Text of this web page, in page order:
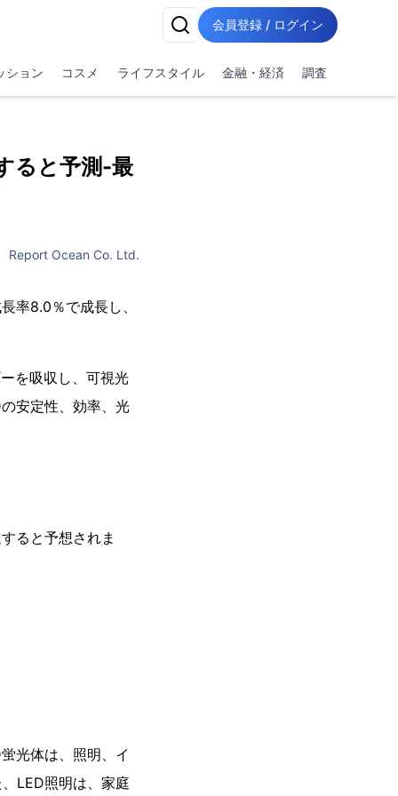
会員登録 / ログイン
ション コスメ ライフスタイル 金融・経済 調査
ると予測-最
Report Ocean Co. Ltd.
率8.0％で成長し、
を吸収し、可視光
安定性、効率、光
ると予想されま
光体は、照明、イ
LED照明は、家庭